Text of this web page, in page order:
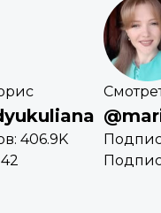
406.9K